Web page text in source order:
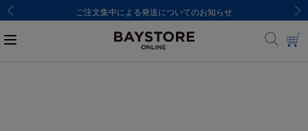
ご注文集中による発送についてのお知らせ